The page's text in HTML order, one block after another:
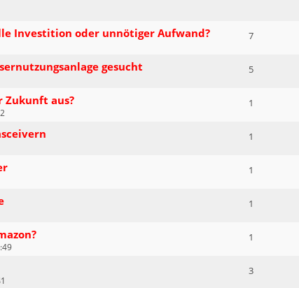
Investition oder unnötiger Aufwand? 7
gesucht 5
Zukunft aus? 1
1
1
1
1
3